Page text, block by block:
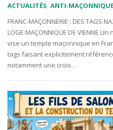
ACTUALITÉS, ANTI-
FRANC-MAÇONNERIE : DES TAGS
LOGE MAÇONNIQUE DE VIENNE
vise un temple maçonnique en
tags faisant explicitement
notamment une croix…